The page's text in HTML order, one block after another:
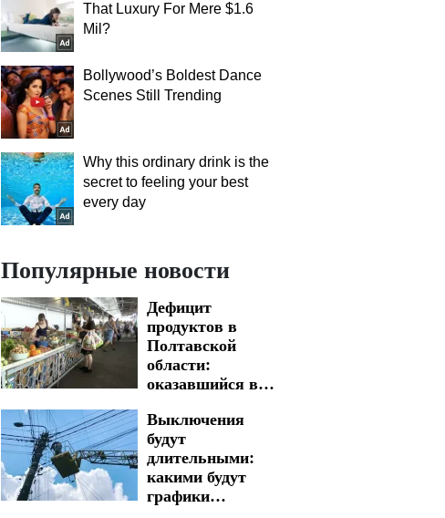
That Luxury For Mere $1.6
Mil?
Bollywood’s Boldest Dance
Scenes Still Trending
Why this ordinary drink is the
secret to feeling your best
every day
Популярные новости
Дефицит
продуктов в
Полтавской
области:
оказавшийся в
Выключения
будут
длительными:
какими будут
графики